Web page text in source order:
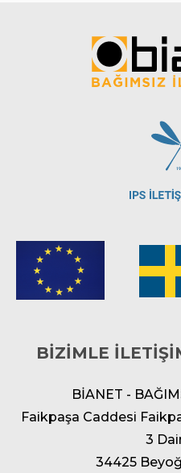
BİZİMLE
BİANET -
Faikpaşa Caddesi
3
34425